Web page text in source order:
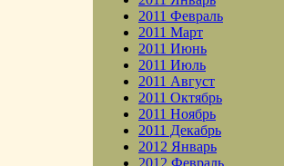
2011 Февраль
2011 Март
2011 Июнь
2011 Июль
2011 Август
2011 Октябрь
2011 Ноябрь
2011 Декабрь
2012 Январь
2012 Февраль